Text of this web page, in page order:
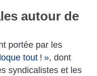
autour de
portée par les
tout ! », dont
syndicalistes et les